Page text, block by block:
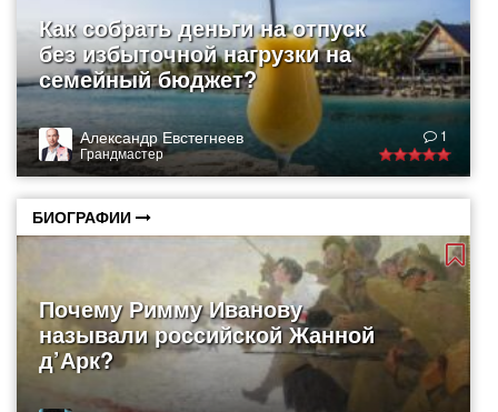
Как собрать деньги на отпуск
без избыточной нагрузки на
семейный бюджет?
Александр Евстегнеев
Грандмастер
1
БИОГРАФИИ
Почему Римму Иванову
называли российской Жанной
д’Арк?